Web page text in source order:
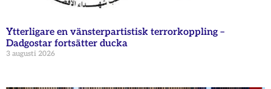
Ytterligare en vänsterpartistisk terrorkoppling –
Dadgostar fortsätter ducka
3 augusti 2026